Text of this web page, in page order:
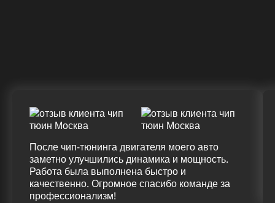
После чип-тюнинга двигателя моего авто
заметно улучшились динамика и мощность.
Работа была выполнена быстро и
качественно. Огромное спасибо команде за
профессионализм!